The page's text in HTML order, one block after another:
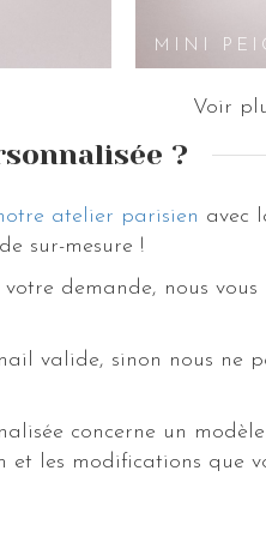
MINI
Voir
?
atelier parisien avec
sur-mesure !
demande, nous vous
valide, sinon nous ne
concerne un
et les modifications que